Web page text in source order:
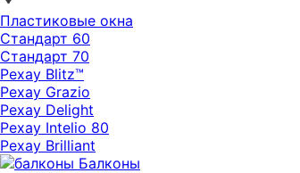
Пластиковые окна
Стандарт 60
Стандарт 70
Рехау Blitz™
Рехау Grazio
Рехау Delight
Рехау Intelio 80
Рехау Brilliant
Балконы